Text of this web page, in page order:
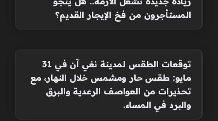
المستأجرون من فخ الإيجار القديم؟
توقعات الطقس لمدينة نغي آن في 31
مايو: طقس حار ومشمس خلال النهار، مع
تحذيرات من العواصف الرعدية والبرق
والبرد في المساء.